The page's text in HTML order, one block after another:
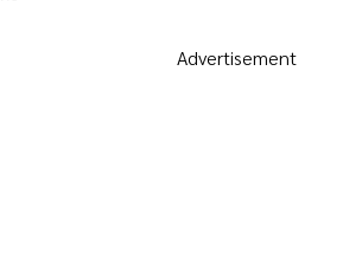
Advertisement